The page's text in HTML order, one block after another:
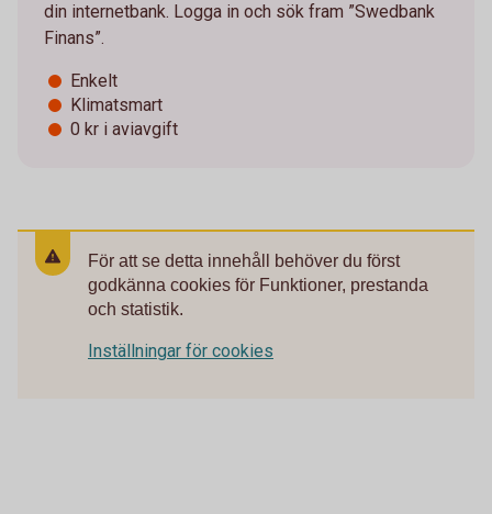
din internetbank. Logga in och sök fram ”Swedbank
Finans”.
Enkelt
Klimatsmart
0 kr i aviavgift
För att se detta innehåll behöver du först
godkänna cookies för Funktioner, prestanda
och statistik.
Inställningar för cookies